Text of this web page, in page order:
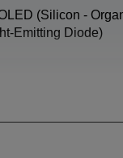
(Silicon -
Emitting Diode)